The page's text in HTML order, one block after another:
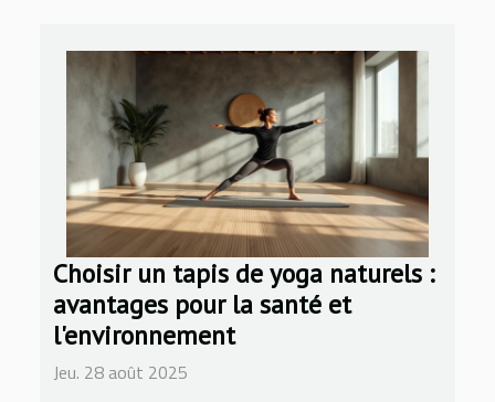
Choisir un tapis de yoga naturels :
avantages pour la santé et
l'environnement
Jeu. 28 août 2025